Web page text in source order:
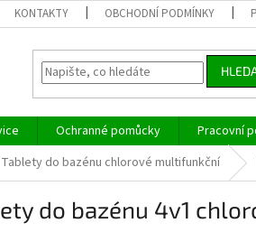
KONTAKTY OBCHODNÍ PODMÍNKY
Ochranné pomůcky Pracovní
Tablety do bazénu chlorové multifunkční
do bazénu 4v1